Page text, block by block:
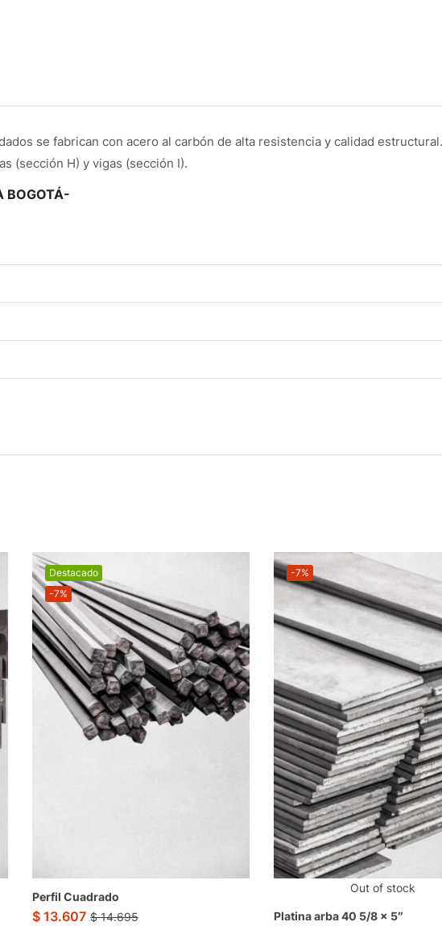
se fabrican con acero al carbón de alta resistencia y calidad
(sección H) y vigas (sección I).
BOGOTÁ-
-7%
Destacado
Perfil Cuadrado
$ 13.607 $14.695
Out of stock
-7%
Platina arba 40 5/8 x 5″